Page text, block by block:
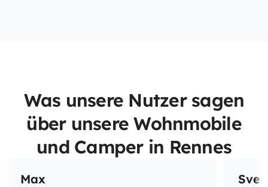
Was unsere Nutzer sagen
über unsere Wohnmobile
und Camper in Rennes
Max Sven